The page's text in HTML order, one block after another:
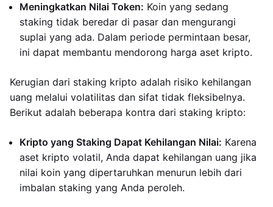
Meningkatkan Nilai Token: Koin yang sedang
staking tidak beredar di pasar dan mengurangi
suplai yang ada. Dalam periode permintaan besar,
ini dapat membantu mendorong harga aset kripto.
Kerugian dari staking kripto adalah risiko kehilangan
uang melalui volatilitas dan sifat tidak fleksibelnya.
Berikut adalah beberapa kontra dari staking kripto:
Kripto yang Staking Dapat Kehilangan Nilai: Karena
aset kripto volatil, Anda dapat kehilangan uang jika
nilai koin yang dipertaruhkan menurun lebih dari
imbalan staking yang Anda peroleh.